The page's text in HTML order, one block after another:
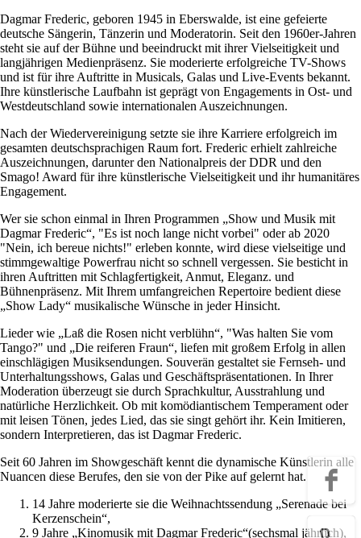
Dagmar Frederic, geboren 1945 in Eberswalde, ist eine gefeierte
deutsche Sängerin, Tänzerin und Moderatorin. Seit den 1960er-Jahren
steht sie auf der Bühne und beeindruckt mit ihrer Vielseitigkeit und
langjährigen Medienpräsenz. Sie moderierte erfolgreiche TV-Shows
und ist für ihre Auftritte in Musicals, Galas und Live-Events bekannt.
Ihre künstlerische Laufbahn ist geprägt von Engagements in Ost- und
Westdeutschland sowie internationalen Auszeichnungen.
Nach der Wiedervereinigung setzte sie ihre Karriere erfolgreich im
gesamten deutschsprachigen Raum fort. Frederic erhielt zahlreiche
Auszeichnungen, darunter den Nationalpreis der DDR und den
Smago! Award für ihre künstlerische Vielseitigkeit und ihr humanitäres
Engagement.
Wer sie schon einmal in Ihren Programmen „Show und Musik mit
Dagmar Frederic“, "Es ist noch lange nicht vorbei" oder ab 2020
"Nein, ich bereue nichts!" erleben konnte, wird diese vielseitige und
stimmgewaltige Powerfrau nicht so schnell vergessen. Sie besticht in
ihren Auftritten mit Schlagfertigkeit, Anmut, Eleganz. und
Bühnenpräsenz. Mit Ihrem umfangreichen Repertoire bedient diese
„Show Lady“ musikalische Wünsche in jeder Hinsicht.
Lieder wie „Laß die Rosen nicht verblühn“, "Was halten Sie vom
Tango?" und „Die reiferen Fraun“, liefen mit großem Erfolg in allen
einschlägigen Musiksendungen. Souverän gestaltet sie Fernseh- und
Unterhaltungsshows, Galas und Geschäftspräsentationen. In Ihrer
Moderation überzeugt sie durch Sprachkultur, Ausstrahlung und
natürliche Herzlichkeit. Ob mit komödiantischem Temperament oder
mit leisen Tönen, jedes Lied, das sie singt gehört ihr. Kein Imitieren,
sondern Interpretieren, das ist Dagmar Frederic.
Seit 60 Jahren im Showgeschäft kennt die dynamische Künstlerin alle
Nuancen diese Berufes, den sie von der Pike auf gelernt hat.
14 Jahre moderierte sie die Weihnachtssendung „Serenade bei
Kerzenschein“,
9 Jahre „Kinomusik mit Dagmar Frederic“(sechsmal jährlich),